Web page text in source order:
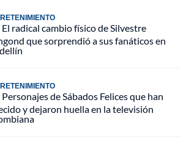
El radical cambio físico de Silvestre
que sorprendió a sus fanáticos en
Personajes de Sábados Felices que han
y dejaron huella en la televisión